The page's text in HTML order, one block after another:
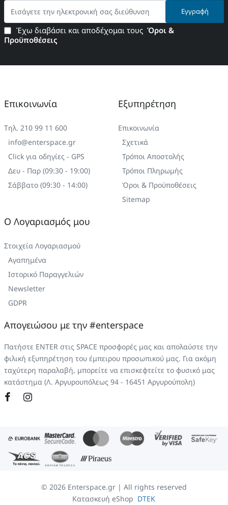
Εισάγετε
την
ηλεκτρονική
σας
διεύθυνση
Εγγραφή
Έχω διαβάσει και αποδέχομαι τους Όροι &
Προϋποθέσεις
Επικοινωνία
Τηλ. 210 99 11 600
info@enterspace.gr
Click για οδηγίες - GPS
Δευ - Παρ (09:30 - 19:00)
Σάββατο (09:30 - 14:00)
Εξυπηρέτηση
Επικοινωνία
Σχετικά
Τρόποι Αποστολής
Τρόποι Πληρωμής
Όροι & Προϋποθέσεις
Sitemap
Ο Λογαριασμός μου
Στοιχεία Λογαριασμού
Αγαπημένα
Ιστορικό Παραγγελιών
Newsletter
GDPR
Απογειώσου με την #enterspace
Πατήστε ENTER στις SPACE προσφορές μας και απολαύστε την
φιλική εξυπηρέτηση του έμπειρου προσωπικού μας. Για ακόμη
ταχύτερη παραλαβή, μπορείτε να επισκεφτείτε το φυσικό μας
κατάστημα (Λ. Αργυρουπόλεως 94 - 16451 Αργυρούπολη)
© 2026Enterspace.gr | All rights reserved
Κατασκευή eShop DTEK